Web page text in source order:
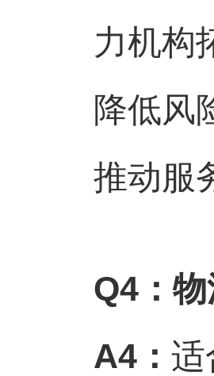
力机构
降低风
推动服
Q4 ：
A4 ： 适